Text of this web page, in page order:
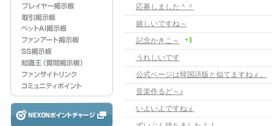
応募しました＾＾
嬉しいですね～
記念かきこ～
+1
うれしいです
公式ページは韓国語版と似てますねぇ。
音楽作るど～♪
いよいよですねぇ